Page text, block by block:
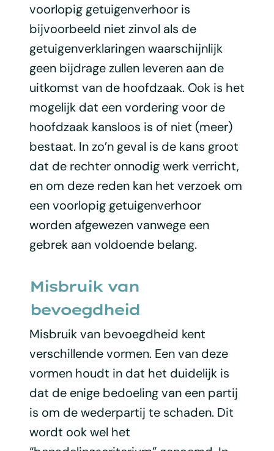
voorlopig getuigenverhoor is
bijvoorbeeld niet zinvol als de
getuigenverklaringen waarschijnlijk
geen bijdrage zullen leveren aan de
uitkomst van de hoofdzaak. Ook is het
mogelijk dat een vordering voor de
hoofdzaak kansloos is of niet (meer)
bestaat. In zo’n geval is de kans groot
dat de rechter onnodig werk verricht,
en om deze reden kan het verzoek om
een voorlopig getuigenverhoor
worden afgewezen vanwege een
gebrek aan voldoende belang.
Misbruik van
bevoegdheid
Misbruik van bevoegdheid kent
verschillende vormen. Een van deze
vormen houdt in dat het duidelijk is
dat de enige bedoeling van een partij
is om de wederpartij te schaden. Dit
wordt ook wel het